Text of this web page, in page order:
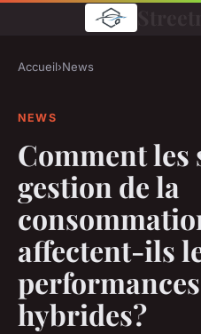
Accueil›News
NEWS
Comment les
gestion de la
affectent-ils
hybrides?